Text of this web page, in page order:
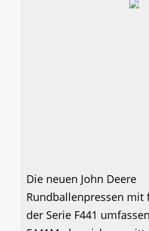
Die neuen John Deere
Rundballenpressen mit
der Serie F441